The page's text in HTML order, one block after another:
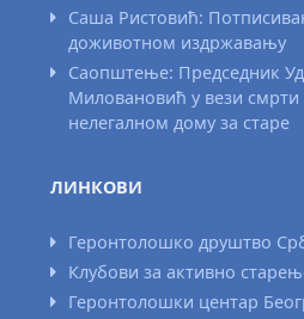
Саша Ристовић:
доживотном издржавању
Саопштење: Председник
Миловановић у вези смрти
нелегалном дому за старе
ЛИНКОВИ
Геронтолошко друштво
Клубови за активно
Геронтолошки центар